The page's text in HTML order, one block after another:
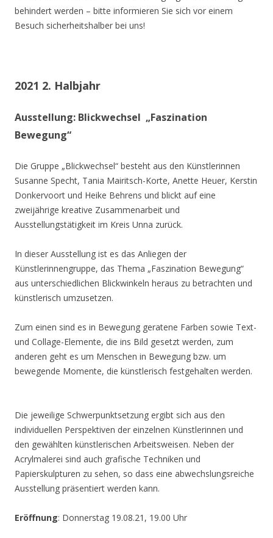
behindert werden – bitte informieren Sie sich vor einem
Besuch sicherheitshalber bei uns!
2021 2. Halbjahr
Ausstellung: Blickwechsel „Faszination
Bewegung“
Die Gruppe „Blickwechsel“ besteht aus den Künstlerinnen
Susanne Specht, Tania Mairitsch-Korte, Anette Heuer, Kerstin
Donkervoort und Heike Behrens und blickt auf eine
zweijährige kreative Zusammenarbeit und
Ausstellungstätigkeit im Kreis Unna zurück.
In dieser Ausstellung ist es das Anliegen der
Künstlerinnengruppe, das Thema „Faszination Bewegung“
aus unterschiedlichen Blickwinkeln heraus zu betrachten und
künstlerisch umzusetzen.
Zum einen sind es in Bewegung geratene Farben sowie Text-
und Collage-Elemente, die ins Bild gesetzt werden, zum
anderen geht es um Menschen in Bewegung bzw. um
bewegende Momente, die künstlerisch festgehalten werden.
Die jeweilige Schwerpunktsetzung ergibt sich aus den
individuellen Perspektiven der einzelnen Künstlerinnen und
den gewählten künstlerischen Arbeitsweisen. Neben der
Acrylmalerei sind auch grafische Techniken und
Papierskulpturen zu sehen, so dass eine abwechslungsreiche
Ausstellung präsentiert werden kann.
Eröffnung: Donnerstag 19.08.21, 19.00 Uhr